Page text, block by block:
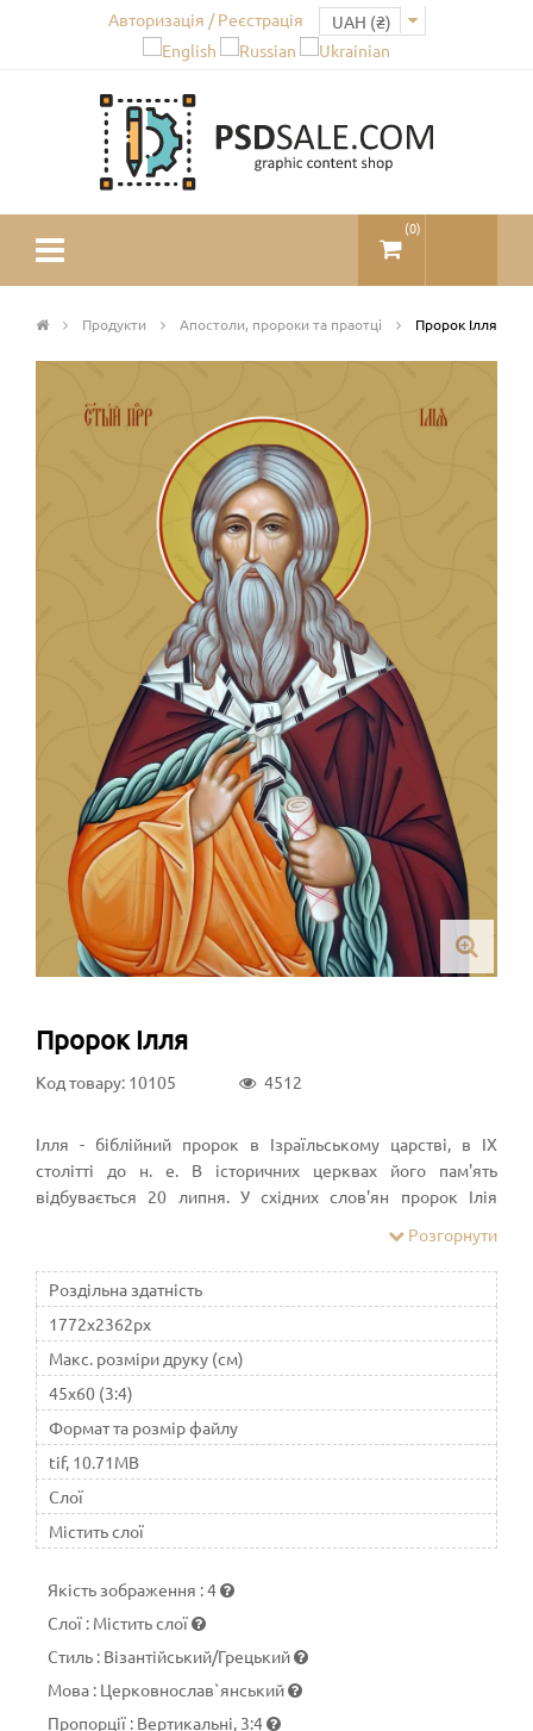
Авторизація / Реєстрація
(0)
Продукти Апостоли, пророки та праотці Пророк Ілля
Пророк Ілля
Код товару: 10105 4512
Ілля - біблійний пророк в Ізраїльському царстві, в IX
столітті до н. е. В історичних церквах його пам'ять
відбувається 20 липня. У східних слов'ян пророк Ілія
Розгорнути
Роздільна здатність
1772x2362px
Макс. розміри друку (см)
45x60 (3:4)
Формат та розмір файлу
tif, 10.71MB
Слої
Містить слої
Якість зображення :4
Слої : Містить слої
Стиль : Візантійський/Грецький
Мова : Церковнослав`янський
Пропорції : Вертикальні, 3:4